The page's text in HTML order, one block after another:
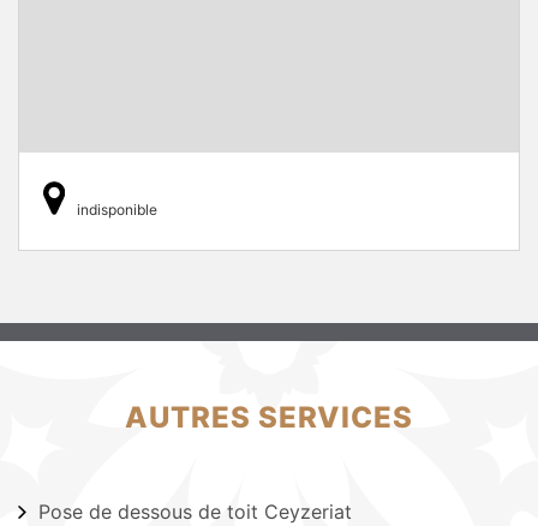
indisponible
AUTRES SERVICES
Pose de dessous de toit Ceyzeriat